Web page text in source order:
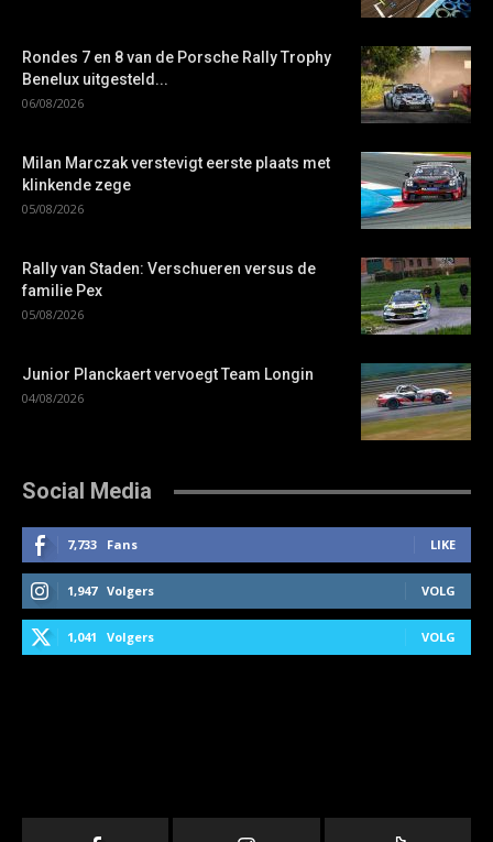
Rondes 7 en 8 van de Porsche Rally Trophy
Benelux uitgesteld...
06/08/2026
Milan Marczak verstevigt eerste plaats met
klinkende zege
05/08/2026
Rally van Staden: Verschueren versus de
familie Pex
05/08/2026
Junior Planckaert vervoegt Team Longin
04/08/2026
Social Media
7,733 Fans LIKE
1,947 Volgers VOLG
1,041 Volgers VOLG